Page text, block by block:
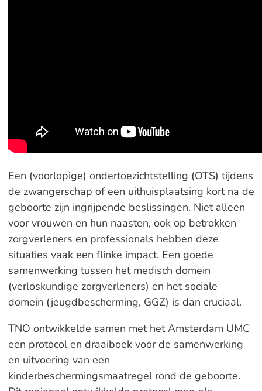
Een (voorlopige) ondertoezichtstelling (OTS) tijdens
de zwangerschap of een uithuisplaatsing kort na de
geboorte zijn ingrijpende beslissingen. Niet alleen
voor vrouwen en hun naasten, ook op betrokken
zorgverleners en professionals hebben deze
situaties vaak een flinke impact. Een goede
samenwerking tussen het medisch domein
(verloskundige zorgverleners) en het sociale
domein (jeugdbescherming, GGZ) is dan cruciaal.
TNO ontwikkelde samen met het Amsterdam UMC
een protocol en draaiboek voor de samenwerking
en uitvoering van een
kinderbeschermingsmaatregel rond de geboorte.